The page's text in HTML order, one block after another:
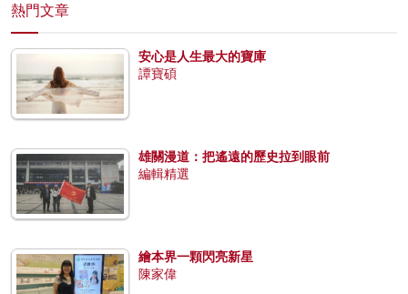
熱門文章
安心是人生最大的寶庫
譚寶碩
雄關漫道：把遙遠的歷史拉到眼前
編輯精選
繪本界一顆閃亮新星
陳家偉